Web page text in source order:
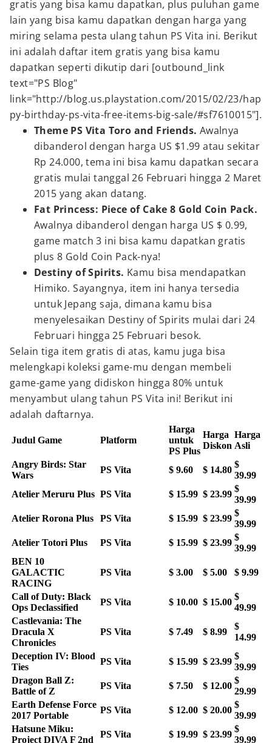
gratis yang bisa kamu dapatkan, plus puluhan game
lain yang bisa kamu dapatkan dengan harga yang
miring selama pesta ulang tahun PS Vita ini. Berikut
ini adalah daftar item gratis yang bisa kamu
dapatkan seperti dikutip dari [outbound_link
text="PS Blog"
link="http://blog.us.playstation.com/2015/02/23/hap
py-birthday-ps-vita-free-items-big-sale/#sf7610015"].
Theme PS Vita Toro and Friends. Awalnya
dibanderol dengan harga US $1.99 atau sekitar
Rp 24.000, tema ini bisa kamu dapatkan secara
gratis mulai tanggal 26 Februari hingga 2 Maret
2015 yang akan datang.
Fat Princess: Piece of Cake 8 Gold Coin Pack.
Awalnya dibanderol dengan harga US $ 0.99,
game match 3 ini bisa kamu dapatkan gratis
plus 8 Gold Coin Pack-nya!
Destiny of Spirits. Kamu bisa mendapatkan
Himiko. Sayangnya, item ini hanya tersedia
untuk Jepang saja, dimana kamu bisa
menyelesaikan Destiny of Spirits mulai dari 24
Februari hingga 25 Februari besok.
Selain tiga item gratis di atas, kamu juga bisa
melengkapi koleksi game-mu dengan membeli
game-game yang didiskon hingga 80% untuk
menyambut ulang tahun PS Vita ini! Berikut ini
adalah daftarnya.
Judul Game Platform
Harga
untuk
PS Plus
Harga
Diskon
Harga
Asli
Angry Birds: Star
Wars
PS Vita $ 9.60 $ 14.80
$
39.99
Atelier Meruru Plus PS Vita $ 15.99 $ 23.99
$
39.99
Atelier Rorona Plus
PS Vita $ 15.99 $ 23.99
$
39.99
Atelier Totori Plus
PS Vita $ 15.99 $ 23.99
$
39.99
BEN 10
GALACTIC
RACING
PS Vita $ 3.00 $ 5.00 $ 9.99
Call of Duty: Black
Ops Declassified
PS Vita $ 10.00 $ 15.00
$
49.99
Castlevania: The
Dracula X
Chronicles
PS Vita $ 7.49 $ 8.99
$
14.99
Deception IV: Blood
Ties
PS Vita $ 15.99 $ 23.99
$
39.99
Dragon Ball Z:
Battle of Z
PS Vita $ 7.50 $ 12.00
$
29.99
Earth Defense Force
2017 Portable
PS Vita $ 12.00 $ 20.00
$
39.99
Hatsune Miku:
Project DIVA F 2nd
PS Vita $ 19.99 $ 23.99
$
39.99